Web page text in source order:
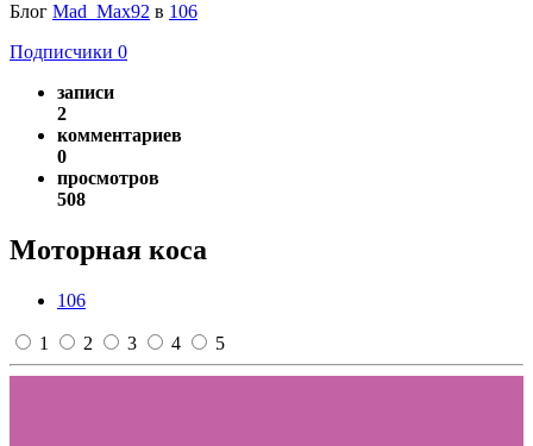
Блог Mad_Max92 в 106
Подписчики 0
записи
2
комментариев
0
просмотров
508
Моторная коса
106
1 2 3 4 5